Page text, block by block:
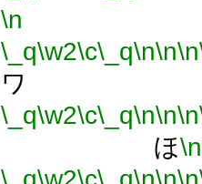
\n
\_q\w2\c\_q\n\n\n
ワ
\_q\w2\c\_q\n\n\n
ほ